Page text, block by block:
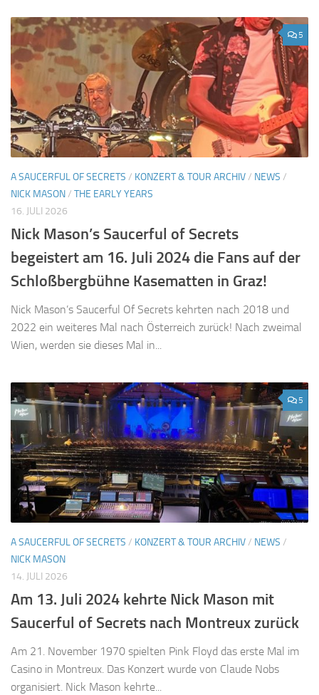
5
A SAUCERFUL OF SECRETS / KONZERT & TOUR ARCHIV/ NEWS /
NICK MASON/ THE EARLY YEARS
16. JULI 2026
Nick Mason’s Saucerful of Secrets
begeistert am 16. Juli 2024 die Fans auf der
Schloßbergbühne Kasematten in Graz!
Nick Mason’s Saucerful Of Secrets kehrten nach 2018 und
2022 ein weiteres Mal nach Österreich zurück! Nach zweimal
Wien, werden sie dieses Mal in...
5
A SAUCERFUL OF SECRETS / KONZERT & TOUR ARCHIV/ NEWS /
NICK MASON
14. JULI 2026
Am 13. Juli 2024 kehrte Nick Mason mit
Saucerful of Secrets nach Montreux zurück
Am 21. November 1970 spielten Pink Floyd das erste Mal im
Casino in Montreux. Das Konzert wurde von Claude Nobs
organisiert. Nick Mason kehrte...